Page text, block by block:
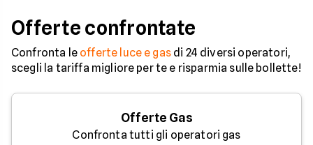
Offerte confrontate
Confronta le offerte luce e gasdi 24 diversi operatori,
scegli la tariffa migliore per te e risparmia sulle bollette!
Offerte Gas
Confronta tutti gli operatori gas